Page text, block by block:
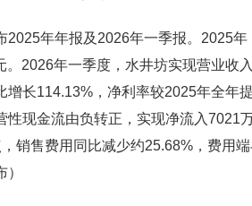
2025年年报及2026年一季报。2025
。2026年一季度，水井坊实现营业收
增长114.13%，净利率较2025年全年
性现金流由负转正，实现净流入7021
销售费用同比减少约25.68%，费用